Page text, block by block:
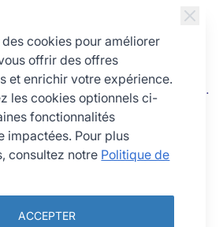
fil - fer blanc - 368 x 115 mm ext / 332 x 77
cookies pour améliorer
offrir des offres
et enrichir votre expérience.
les cookies optionnels ci-
fonctionnalités
impactées. Pour plus
consultez notre Politique de
ACCEPTER